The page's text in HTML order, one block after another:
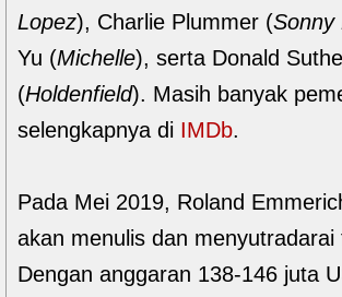
Lopez), Charlie Plummer (Sonny
Yu (Michelle), serta Donald
(Holdenfield). Masih banyak
selengkapnya di IMDb.
Pada Mei 2019, Roland
akan menulis dan menyutradarai
Dengan anggaran 138-146 juta